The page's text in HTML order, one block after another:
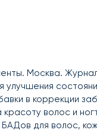
Москва.
улучшения
в коррекции
красоту волос и
для волос,